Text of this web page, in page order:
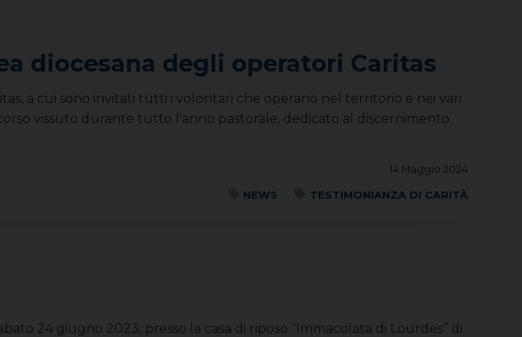
diocesana degli operatori Caritas
a cui sono invitati tutti i volontari che operano nel territorio e nei vari
vissuto durante tutto l'anno pastorale, dedicato al discernimento
14 Maggio 2024
NEWS
TESTIMONIANZA DI CARITÀ
24 giugno 2023, presso la casa di riposo “Immacolata di Lourdes” di